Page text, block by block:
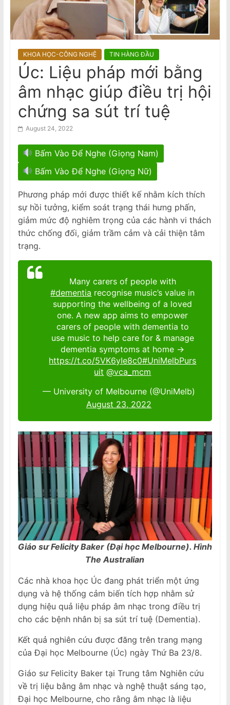
a
m
s
e
N
e
w
s
p
a
p
r
2026 Census Is Compulsory: $364
Daily Fine for Failure to Complete,
$3640 Penalty for False Information
KHOA HỌC-CÔNG NGHỆ TIN HÀNG ĐẦU
Úc: Liệu pháp mới bằng
âm nhạc giúp điều trị hội
chứng sa sút trí tuệ
August 24, 2022
Bấm Vào Để Nghe (Giọng Nam)
Bấm Vào Để Nghe (Giọng Nữ)
Phương pháp mới được thiết kế nhằm kích thích
sự hồi tưởng, kiểm soát trạng thái hưng phấn,
giảm mức độ nghiêm trọng của các hành vi thách
thức chống đối, giảm trầm cảm và cải thiện tâm
trạng.
Many carers of people with
#dementia recognise music’s value in
supporting the wellbeing of a loved
one. A new app aims to empower
carers of people with dementia to
use music to help care for & manage
dementia symptoms at home →
https://t.co/5VK6yIe8c0#UniMelbPurs
uit @vca_mcm
— University of Melbourne (@UniMelb)
August 23, 2022
Giáo sư Felicity Baker (Đại học Melbourne). Hình
The Australian
Các nhà khoa học Úc đang phát triển một ứng
dụng và hệ thống cảm biến tích hợp nhằm sử
dụng hiệu quả liệu pháp âm nhạc trong điều trị
cho các bệnh nhân bị sa sút trí tuệ (Dementia).
Kết quả nghiên cứu được đăng trên trang mạng
của Đại học Melbourne (Úc) ngày Thứ Ba 23/8.
Giáo sư Felicity Baker tại Trung tâm Nghiên cứu
về trị liệu bằng âm nhạc và nghệ thuật sáng tạo,
Đại học Melbourne, cho rằng âm nhạc là liệu